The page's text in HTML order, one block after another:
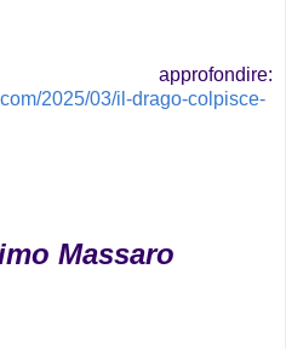
2025/03/il-drago-colpisce-